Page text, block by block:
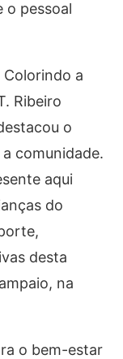
o pessoal
Colorindo a
Ribeiro
o
comunidade.
aqui
do
desta
na
o bem-estar